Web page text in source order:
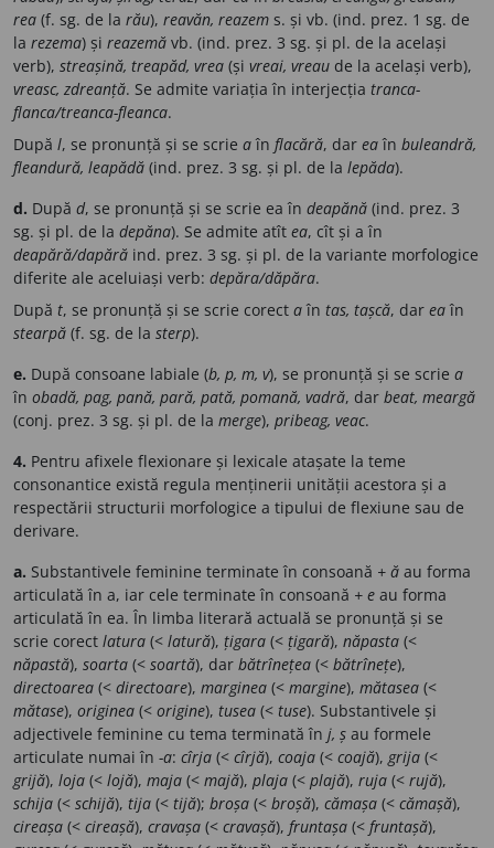
rea (f. sg. de la rău), reavăn, reazem s. și vb. (ind. prez. 1 sg. de
la rezema) și reazemă vb. (ind. prez. 3 sg. și pl. de la același
verb), streașină, treapăd, vrea (și vreai, vreau de la același verb),
vreasc, zdreanță. Se admite variația în interjecția tranca-
flanca/treanca-fleanca.
După l, se pronunță și se scrie aîn flacără, dar eaîn buleandră,
fleandură, leapădă (ind. prez. 3 sg. și pl. de la lepăda).
d. După d, se pronunță și se scrie ea în deapănă (ind. prez. 3
sg. și pl. de la depăna). Se admite atît ea, cît și a în
deapără/dapără ind. prez. 3 sg. și pl. de la variante morfologice
diferite ale aceluiași verb: depăra/dăpăra.
După t, se pronunță și se scrie corect aîn tas, tașcă, dar eaîn
stearpă (f. sg. de la sterp).
e. După consoane labiale (b, p, m, v), se pronunță și se scrie a
în obadă, pag, pană, pară, pată, pomană, vadră, dar beat, meargă
(conj. prez. 3 sg. și pl. de la merge), pribeag, veac.
4. Pentru afixele flexionare și lexicale atașate la teme
consonantice există regula menținerii unității acestora și a
respectării structurii morfologice a tipului de flexiune sau de
derivare.
a. Substantivele feminine terminate în consoană + ă au forma
articulată în a, iar cele terminate în consoană + e au forma
articulată în ea. În limba literară actuală se pronunță și se
scrie corect latura (< latură), țigara (< țigară), năpasta (<
năpastă), soarta (< soartă), dar bătrînețea (< bătrînețe),
directoarea (< directoare), marginea (< margine), mătasea (<
mătase), originea (< origine), tusea (< tuse). Substantivele și
adjectivele feminine cu tema terminată în j, ș au formele
articulate numai în -a: cîrja (< cîrjă), coaja (< coajă), grija (<
grijă), loja (< lojă), maja (< majă), plaja (< plajă), ruja (< rujă),
schija (< schijă), tija (< tijă); broșa (< broșă), cămașa (< cămașă),
cireașa (< cireașă), cravașa (< cravașă), fruntașa (< fruntașă),